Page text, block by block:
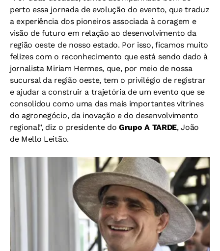
perto essa jornada de evolução do evento, que traduz
a experiência dos pioneiros associada à coragem e
visão de futuro em relação ao desenvolvimento da
região oeste de nosso estado. Por isso, ficamos muito
felizes com o reconhecimento que está sendo dado à
jornalista Miriam Hermes, que, por meio de nossa
sucursal da região oeste, tem o privilégio de registrar
e ajudar a construir a trajetória de um evento que se
consolidou como uma das mais importantes vitrines
do agronegócio, da inovação e do desenvolvimento
regional”, diz o presidente doGrupo A TARDE, João
de Mello Leitão.